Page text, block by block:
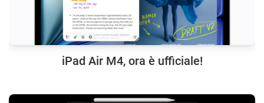
iPad Air M4, ora è ufficiale!